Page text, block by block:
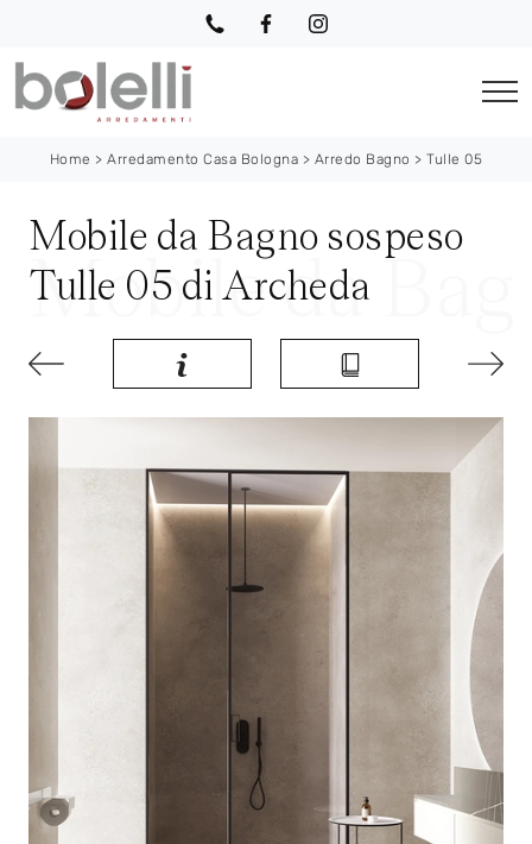
Home >Arredamento Casa Bologna > Arredo Bagno >Tulle 05
Mobile da Bagno sospeso
Tulle 05 di Archeda